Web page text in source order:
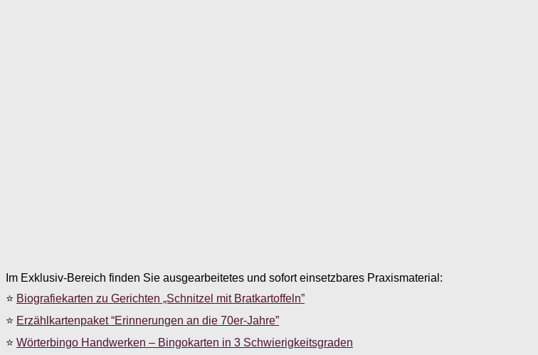
Im Exklusiv-Bereich finden Sie ausgearbeitetes und sofort einsetzbares Praxismaterial:
⭐ Biografiekarten zu Gerichten „Schnitzel mit Bratkartoffeln”
⭐ Erzählkartenpaket “Erinnerungen an die 70er-Jahre”
⭐ Wörterbingo Handwerken – Bingokarten in 3 Schwierigkeitsgraden